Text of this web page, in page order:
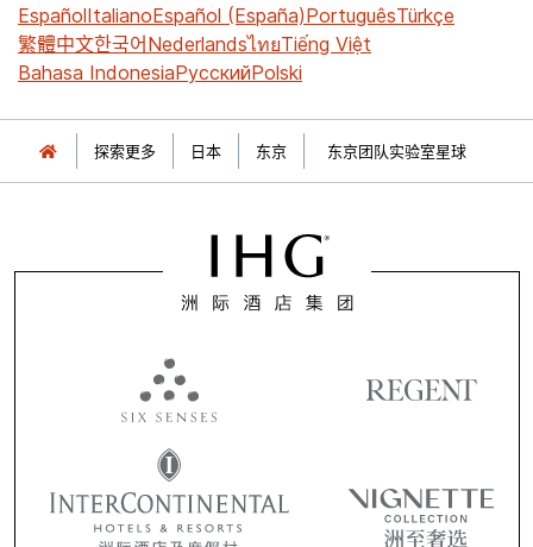
EspañolItalianoEspañol (España)PortuguêsTürkçe
繁體中文한국어NederlandsไทยTiếng Việt
Bahasa IndonesiaРусскийPolski
探索更多 日本 东京 东京团队实验室星球